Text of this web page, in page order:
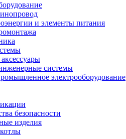
и элементы питания
системы
электрооборудование
безопасности
изделия